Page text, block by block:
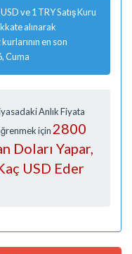
ve 1 TRY Satış Kuru
alınarak
en son
Cuma
Anlık Fiyata
için 2800
Doları Yapar,
USD Eder